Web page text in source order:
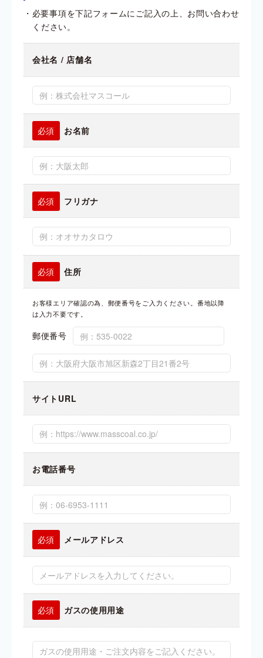
必要事項を下記フォームにご記入の上、お問い合わせ
ください。
会社名 / 店舗名
お名前
フリガナ
住所
お客様エリア確認の為、郵便番号をご入力ください。番地以降
は入力不要です。
郵便番号
サイトURL
お電話番号
メールアドレス
ガスの使用用途